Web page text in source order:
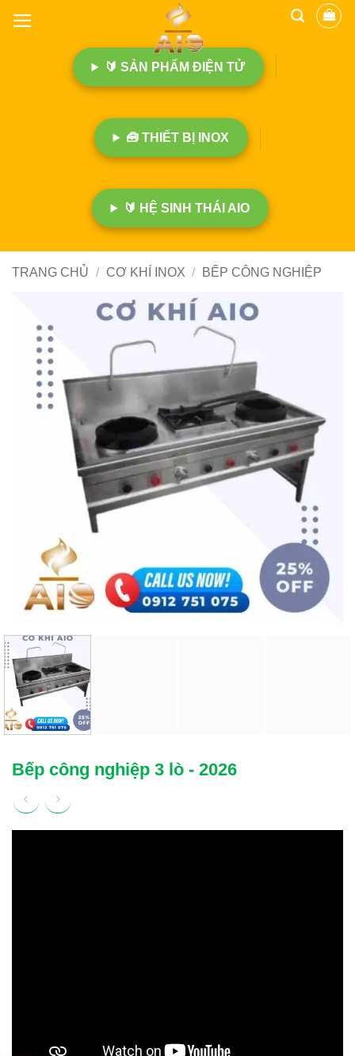
🔰 SẢN PHẨM ĐIỆN TỬ
🧰 THIẾT BỊ INOX
🔰 HỆ SINH THÁI AIO
TRANG CHỦ / CƠ KHÍ INOX / BẾP CÔNG NGHIỆP
Bếp công nghiệp 3 lò - 2026